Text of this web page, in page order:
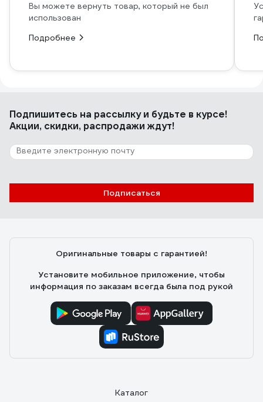
Вы можете вернуть товар, который не был
использован
Подробнее
Подпишитесь на рассылкуи будьте в курсе!
Акции, скидки, распродажи ждут!
Подписаться
Оригинальные товары с гарантией!
Установите мобильное приложение, чтобы
информация по заказам всегда была под рукой
Каталог